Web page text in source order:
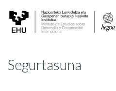
Segurtasuna